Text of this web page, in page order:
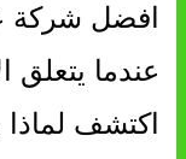
افضل شركة
عندما
اكتشف